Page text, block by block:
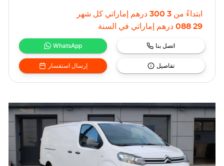
ابتداءً من 3 300 درهم إماراتي كل شهر
29 088
درهم إماراتي في السنة
WhatsApp اتصل بنا
إرسال استفسار تفاصيل